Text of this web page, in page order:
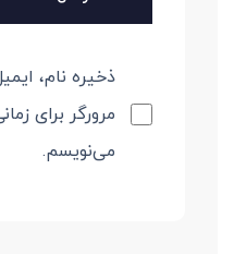
ذخیره نام،
مرورگر برای
می‌نویسم.